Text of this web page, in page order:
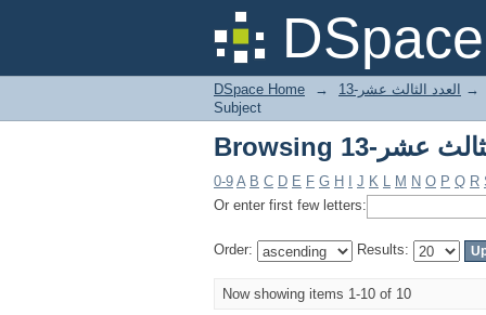
DSpace Home → → العدد الثالث عشر-13
Subject
0-9 A B C D E F G H J K L M N O P Q R
Or enter first few letters:
Order: Results:
Now showing items 1-10 of 10